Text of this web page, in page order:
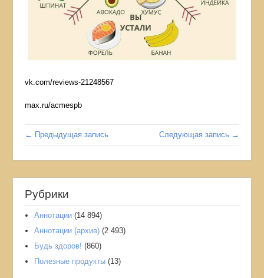
vk.com/reviews-21248567
max.ru/acmespb
← Предыдущая запись Следующая запись →
Рубрики
Аннотации (14 894)
Аннотации (архив) (2 493)
Будь здоров! (860)
Полезные продукты (13)
Мы используем файлы cookies: технические, необходимые для
работы сайта, и аналитические, предназначенные для получения
информации о посещаемости и поведении пользователей.